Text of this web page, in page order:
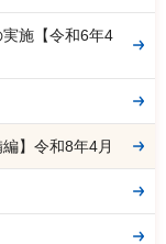
施【令和6年4
】令和8年4月